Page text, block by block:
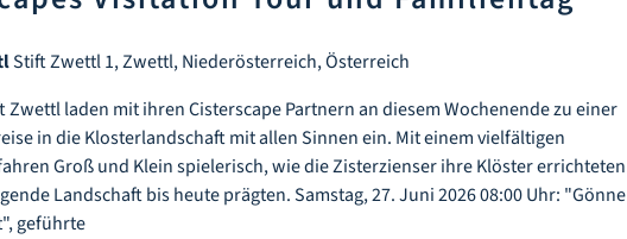
Stift Zwettl 1, Zwettl, Niederösterreich, Österreich
Zwettl laden mit ihren Cisterscape Partnern an diesem Wochenende zu einer
in die Klosterlandschaft mit allen Sinnen ein. Mit einem vielfältigen
Groß und Klein spielerisch, wie die Zisterzienser ihre Klöster errichteten
Landschaft bis heute prägten. Samstag, 27. Juni 2026 08:00 Uhr: "Gönne
geführte